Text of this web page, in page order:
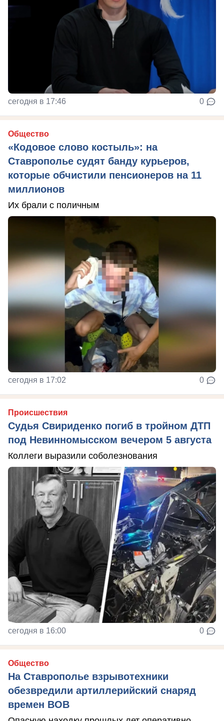
сегодня в 17:46 0
Общество
«Кодовое слово костыль»: на
Ставрополье судят банду курьеров,
которые обчистили пенсионеров на 11
миллионов
Их брали с поличным
сегодня в 17:02 0
Происшествия
Судья Свириденко погиб в тройном ДТП
под Невинномысском вечером 5 августа
Коллеги выразили соболезнования
сегодня в 16:00 0
Общество
На Ставрополье взрывотехники
обезвредили артиллерийский снаряд
времен ВОВ